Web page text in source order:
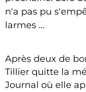
n'a pas pu
larmes ...
Après deux de
Tillier quitte la
Journal où elle